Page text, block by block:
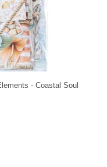
- Coastal Soul